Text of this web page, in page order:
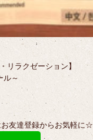
リラクゼーション】
ル～
友達登録からお気軽に☆